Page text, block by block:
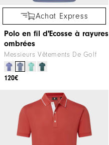
Achat Express
Polo en fil d'Ecosse à rayures
ombrées
Messieurs Vêtements De Golf
120€